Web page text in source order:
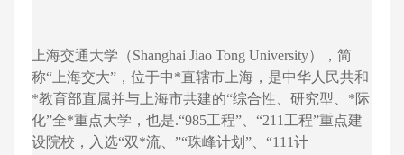
上海交通大学（Shanghai Jiao Tong University），简
称“上海交大”，位于中*直辖市上海，是中华人民共和
*教育部直属并与上海市共建的“综合性、研究型、*际
化”全*重点大学，也是.“985工程”、“211工程”重点建
设院校，入选“双*流、”“珠峰计划”、“111计